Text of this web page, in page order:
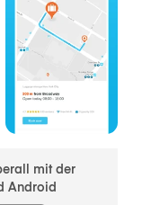
mit der
Android